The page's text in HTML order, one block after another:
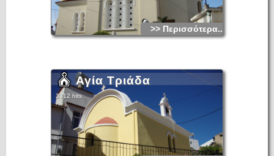
>> Περισσότερα...
Αγία Τριάδα
3312 hits